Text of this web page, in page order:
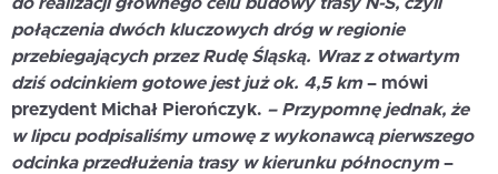
do realizacji głównego celu budowy trasy N-S, czyli
połączenia dwóch kluczowych dróg w regionie
przebiegających przez Rudę Śląską. Wraz z otwartym
dziś odcinkiem gotowe jest już ok. 4,5 km– mówi
prezydent Michał Pierończyk. – Przypomnę jednak, że
w lipcu podpisaliśmy umowę z wykonawcą pierwszego
odcinka przedłużenia trasy w kierunku północnym–